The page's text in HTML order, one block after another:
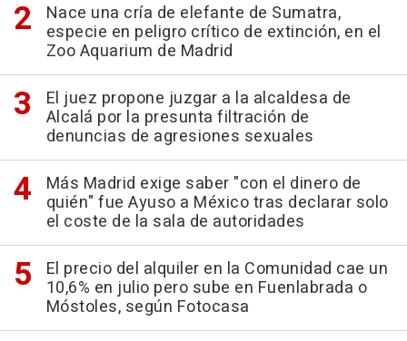
Nace una cría de elefante de Sumatra,
especie en peligro crítico de extinción, en el
Zoo Aquarium de Madrid
El juez propone juzgar a la alcaldesa de
Alcalá por la presunta filtración de
denuncias de agresiones sexuales
Más Madrid exige saber "con el dinero de
quién" fue Ayuso a México tras declarar solo
el coste de la sala de autoridades
El precio del alquiler en la Comunidad cae un
10,6% en julio pero sube en Fuenlabrada o
Móstoles, según Fotocasa